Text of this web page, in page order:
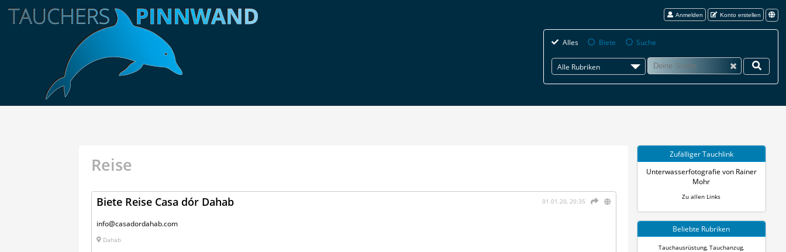
Anmelden Konto erstellen
Alles Biete Suche
Alle Rubriken
Reise
01.01.20, 20:35
Biete Reise Casa dór Dahab
info@casadordahab.com
Dahab
Zufälliger Tauchlink
Unterwasserfotografie von Rainer
Mohr
Zu allen Links
Beliebte Rubriken
Tauchausrüstung, Tauchanzug,